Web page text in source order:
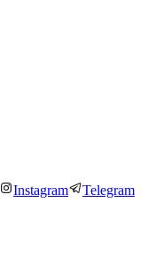
Instagram Telegram